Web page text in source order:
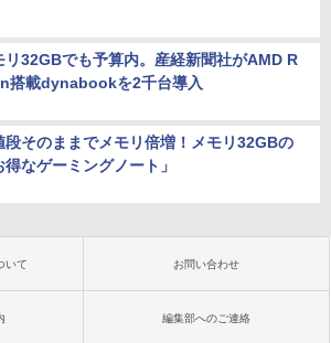
リ32GBでも予算内。産経新聞社がAMD R
搭載dynabookを2千台導入
段そのままでメモリ倍増！メモリ32GBの
得なゲーミングノート」
いて お問い合わせ
編集部へのご連絡